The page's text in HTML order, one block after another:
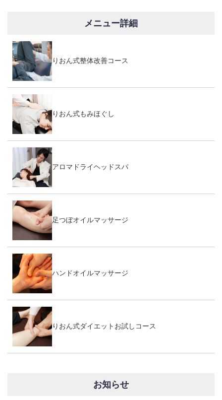
メニュー詳細
りおん式整体改善コース
りおん式もみほぐし
アロマドライヘッドスパ
足つぼオイルマッサージ
ハンドオイルマッサージ
りおん式ダイエットお試しコース
お知らせ